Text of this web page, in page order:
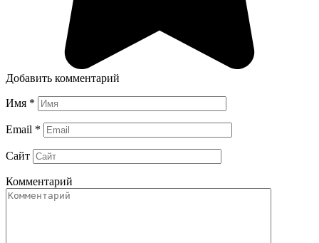
Добавить комментарий
Имя *
Email *
Сайт
Комментарий